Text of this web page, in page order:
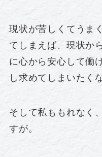
現状が苦しくてうま
てしまえば、現状か
に心から安心して働
し求めてしまいたく
そして私ももれなく
すが。